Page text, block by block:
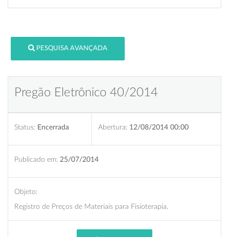
PESQUISA AVANÇADA
Pregão Eletrônico 40/2014
Status: Encerrada Abertura: 12/08/2014 00:00
Publicado em: 25/07/2014
Objeto:
Registro de Preços de Materiais para Fisioterapia.